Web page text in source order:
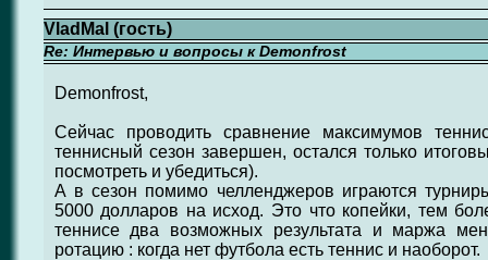
VladMal (гость)
Re: Интервью и вопросы к Demonfrost
Demonfrost,
Сейчас проводить сравнение максимумов
теннисный сезон завершен, остался только
посмотреть и убедиться).
А в сезон помимо челленджеров играются
5000 долларов на исход. Это что копейки, тем
теннисе два возможных результата и маржа
ротацию : когда нет футбола есть теннис и наоборот.